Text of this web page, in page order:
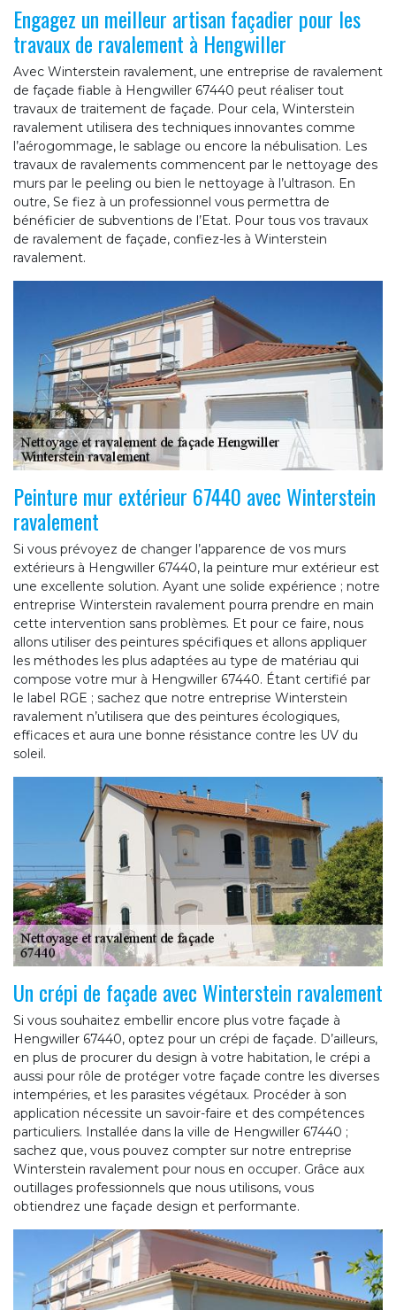
Engagez un meilleur artisan façadier pour les
travaux de ravalement à Hengwiller
Avec Winterstein ravalement, une entreprise de ravalement
de façade fiable à Hengwiller 67440 peut réaliser tout
travaux de traitement de façade. Pour cela, Winterstein
ravalement utilisera des techniques innovantes comme
l’aérogommage, le sablage ou encore la nébulisation. Les
travaux de ravalements commencent par le nettoyage des
murs par le peeling ou bien le nettoyage à l’ultrason. En
outre, Se fiez à un professionnel vous permettra de
bénéficier de subventions de l’Etat. Pour tous vos travaux
de ravalement de façade, confiez-les à Winterstein
ravalement.
Peinture mur extérieur 67440 avec Winterstein
ravalement
Si vous prévoyez de changer l’apparence de vos murs
extérieurs à Hengwiller 67440, la peinture mur extérieur est
une excellente solution. Ayant une solide expérience ; notre
entreprise Winterstein ravalement pourra prendre en main
cette intervention sans problèmes. Et pour ce faire, nous
allons utiliser des peintures spécifiques et allons appliquer
les méthodes les plus adaptées au type de matériau qui
compose votre mur à Hengwiller 67440. Étant certifié par
le label RGE ; sachez que notre entreprise Winterstein
ravalement n’utilisera que des peintures écologiques,
efficaces et aura une bonne résistance contre les UV du
soleil.
Un crépi de façade avec Winterstein ravalement
Si vous souhaitez embellir encore plus votre façade à
Hengwiller 67440, optez pour un crépi de façade. D’ailleurs,
en plus de procurer du design à votre habitation, le crépi a
aussi pour rôle de protéger votre façade contre les diverses
intempéries, et les parasites végétaux. Procéder à son
application nécessite un savoir-faire et des compétences
particuliers. Installée dans la ville de Hengwiller 67440 ;
sachez que, vous pouvez compter sur notre entreprise
Winterstein ravalement pour nous en occuper. Grâce aux
outillages professionnels que nous utilisons, vous
obtiendrez une façade design et performante.